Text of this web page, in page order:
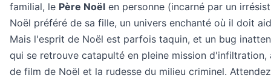
familial, le Père Noël en personne (incarné par un
Noël préféré de sa fille, un univers enchanté où il doit
Mais l'esprit de Noël est parfois taquin, et un bug
qui se retrouve catapulté en pleine mission
de film de Noël et la rudesse du milieu criminel.